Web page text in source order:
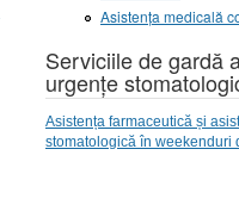
Asistența medicală
Serviciile de gardă
urgențe
Asistența farmaceutică și
stomatologică în weekenduri